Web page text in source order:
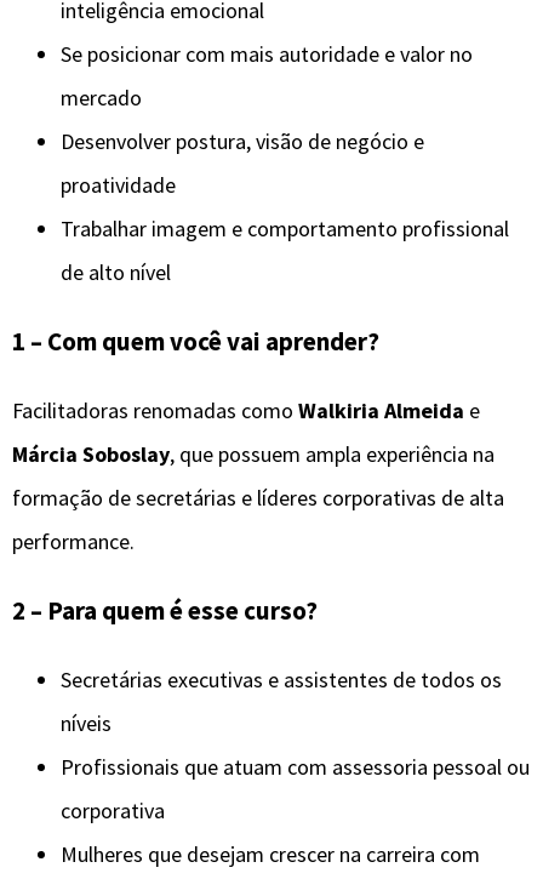
inteligência emocional
Se posicionar com mais autoridade e valor no
mercado
Desenvolver postura, visão de negócio e
proatividade
Trabalhar imagem e comportamento profissional
de alto nível
1 – Com quem você vai aprender?
Facilitadoras renomadas como Walkiria Almeida e
Márcia Soboslay, que possuem ampla experiência na
formação de secretárias e líderes corporativas de alta
performance.
2 – Para quem é esse curso?
Secretárias executivas e assistentes de todos os
níveis
Profissionais que atuam com assessoria pessoal ou
corporativa
Mulheres que desejam crescer na carreira com